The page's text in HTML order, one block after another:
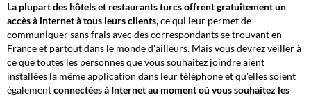
La plupart des hôtels et restaurants turcs offrent gratuitement un
accès à internet à tous leurs clients,ce qui leur permet de
communiquer sans frais avec des correspondants se trouvant en
France et partout dans le monde d'ailleurs. Mais vous devrez veiller à
ce que toutes les personnes que vous souhaitez joindre aient
installées la même application dans leur téléphone et qu'elles soient
égalementconnectées à Internet au moment où vous souhaitez les